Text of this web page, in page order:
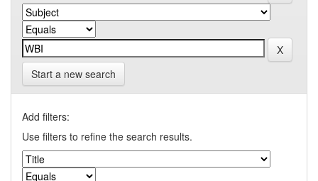
Start a new search
Add filters:
Use filters to refine the search results.